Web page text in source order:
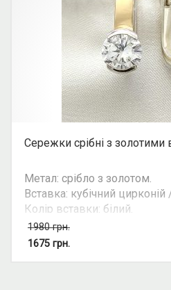
Сережки срібні з золотими
Метал: срібло з золотом.
Вставка: кубічний цирконій
Колір вставки: білий.
Вид: круглий камінь, з 1
Можливість комплекту: так.
1980грн.
1675 грн.